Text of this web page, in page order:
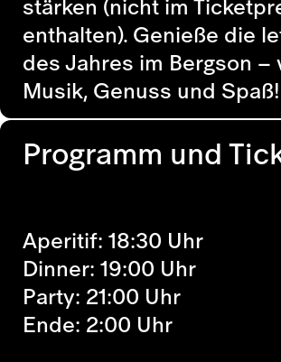
enthalten). Genieße die
des Jahres im Bergson –
Musik, Genuss und Spaß!
Programm und
Aperitif: 18:30 Uhr
Dinner: 19:00 Uhr
Party: 21:00 Uhr
Ende: 2:00 Uhr